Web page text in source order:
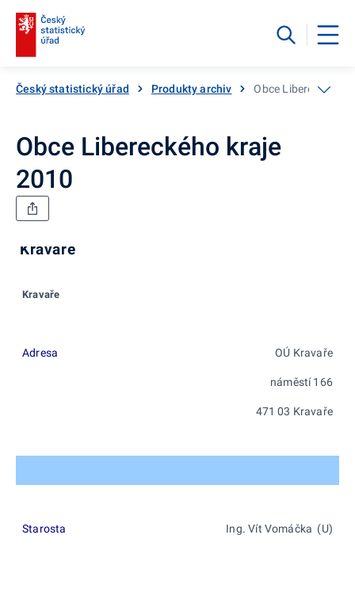
Český statistický úřad Produkty archiv Obce Libereckého
Obce Libereckého kraje
2010
Kravaře
Kravaře
Adresa OÚ Kravaře
náměstí 166
471 03 Kravaře
Starosta Ing. Vít Vomáčka (U)